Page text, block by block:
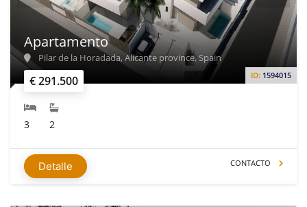
€ 291.500 ID: 1594015
Apartamento
Pilar de la Horadada, Alicante province, Spain
3 2
Detalle CONTACTO